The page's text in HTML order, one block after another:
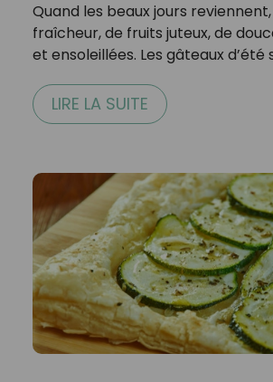
Quand les beaux jours
fraîcheur, de fruits juteux, de
et ensoleillées. Les gâteaux d’été
LIRE LA SUITE